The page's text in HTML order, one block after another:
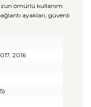
ömürlü kullanım
ayakları, güvenli
2016